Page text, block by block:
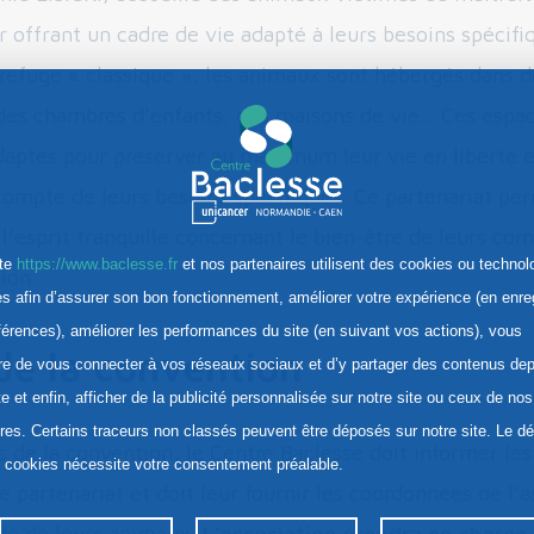
offrant un cadre de vie adapté à leurs besoins
« classique », les animaux sont hébergés dans
chambres d’enfants, des maisons de vie… Ces
pour préserver au maximum leur vie en liberté
de leurs besoins spécifiques. Ce partenariat
l’esprit tranquille concernant le bien-être de leurs
la convention
de la convention, le Centre Baclesse doit informer les
partenariat et doit leur fournir les coordonnées de
https://www.baclesse.fr et nos partenaires utilisent des cookies ou
afin d’assurer son bon fonctionnement, améliorer votre expérience (en
améliorer les performances du site (en suivant vos actions), vous
de vous connecter à vos réseaux sociaux et d’y partager des contenus
et enfin, afficher de la publicité personnalisée sur notre site ou ceux de nos
Certains traceurs non classés peuvent être déposés sur notre site. Le
nécessite votre consentement préalable.